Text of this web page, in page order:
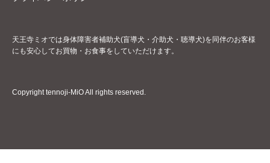
天王寺ミオでは身体障害者補助犬(盲導犬・介助犬・聴導犬)を同伴のお客様
にも安心してお買物・お食事をしていただけます。
Copyright tennoji-MiO All rights reserved.